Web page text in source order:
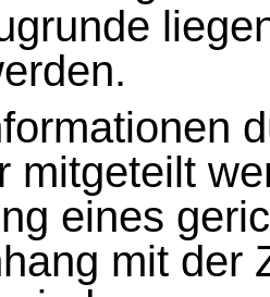
mitgeteilt
eines
mit der